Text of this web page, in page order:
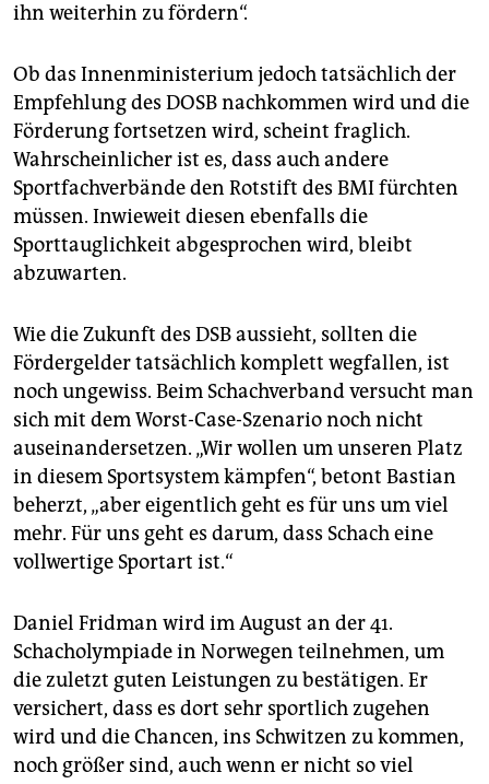
ihn weiterhin zu fördern“.
Ob das Innenministerium jedoch tatsächlich der
Empfehlung des DOSB nachkommen wird und die
Förderung fortsetzen wird, scheint fraglich.
Wahrscheinlicher ist es, dass auch andere
Sportfachverbände den Rotstift des BMI fürchten
müssen. Inwieweit diesen ebenfalls die
Sporttauglichkeit abgesprochen wird, bleibt
abzuwarten.
Wie die Zukunft des DSB aussieht, sollten die
Fördergelder tatsächlich komplett wegfallen, ist
noch ungewiss. Beim Schachverband versucht man
sich mit dem Worst-Case-Szenario noch nicht
auseinandersetzen. „Wir wollen um unseren Platz
in diesem Sportsystem kämpfen“, betont Bastian
beherzt, „aber eigentlich geht es für uns um viel
mehr. Für uns geht es darum, dass Schach eine
vollwertige Sportart ist.“
Daniel Fridman wird im August an der 41.
Schacholympiade in Norwegen teilnehmen, um
die zuletzt guten Leistungen zu bestätigen. Er
versichert, dass es dort sehr sportlich zugehen
wird und die Chancen, ins Schwitzen zu kommen,
noch größer sind, auch wenn er nicht so viel